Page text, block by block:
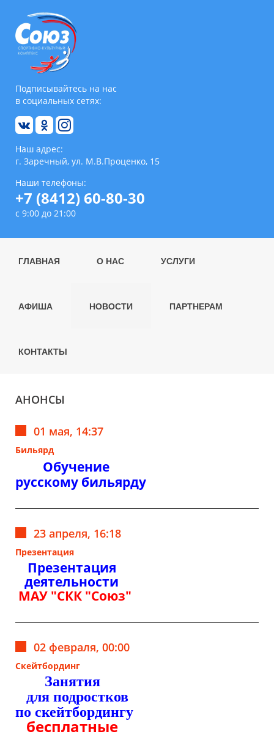
Подписывайтесь на нас
в социальных сетях:
Наш адрес:
г. Заречный, ул. М.В.Проценко, 15
Наши телефоны:
+7 (8412) 60-80-30
с 9:00 до 21:00
ГЛАВНАЯ О НАС УСЛУГИ
АФИША НОВОСТИ ПАРТНЕРАМ
КОНТАКТЫ
АНОНСЫ
01 мая, 14:37
Бильярд
Обучение
русскому бильярду
23 апреля, 16:18
Презентация
Презентация
деятельности
МАУ "СКК "Союз"
02 февраля, 00:00
Скейтбординг
Занятия
для подростков
по скейтбордингу
бесплатные